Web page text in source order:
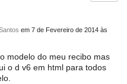
em 7 de Fevereiro de 2014 às
modelo do meu recibo mas
o d v6 em html para todos